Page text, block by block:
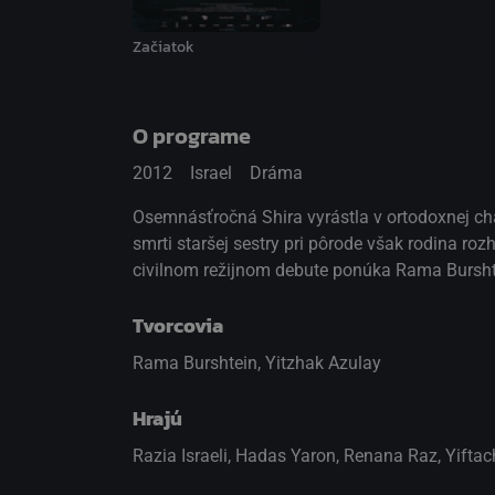
Začiatok
O programe
2012 Israel Dráma
Osemnásťročná Shira vyrástla v ortodoxnej
smrti staršej sestry pri pôrode však rodina
civilnom režijnom debute ponúka Rama
Tvorcovia
Rama Burshtein, Yitzhak Azulay
Hrajú
Razia Israeli, Hadas Yaron, Renana Raz,